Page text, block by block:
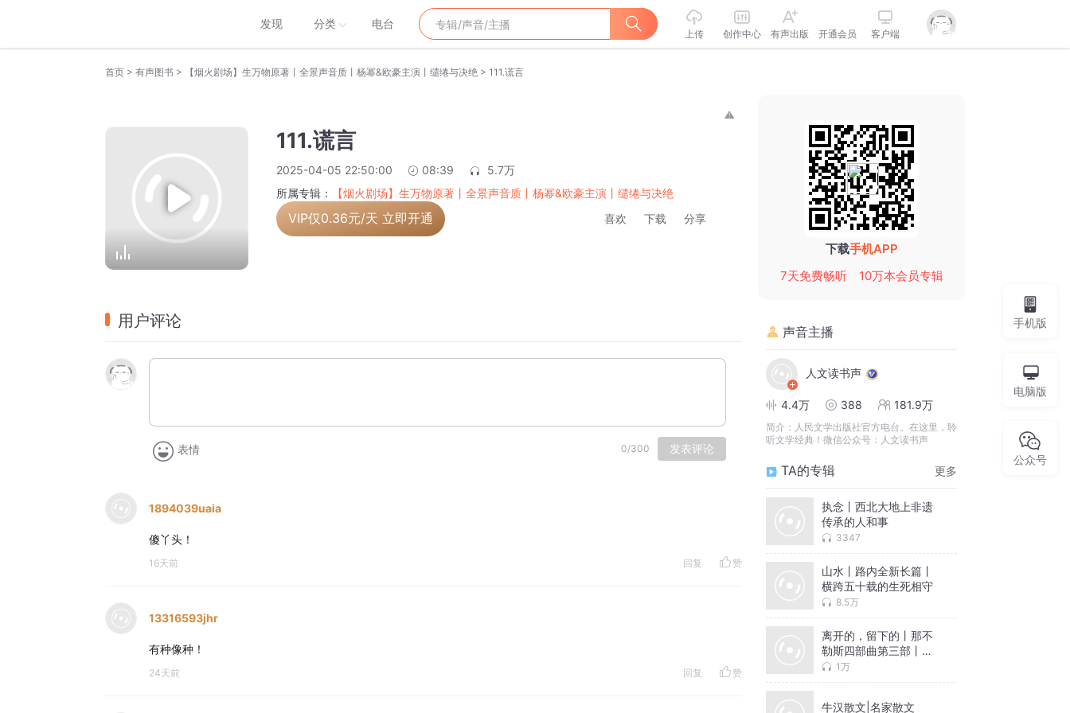
发现 分类 电台
上传 创作中心 有声出版 开通会员 客户端
首页 > 有声图书 > 【烟火剧场】生万物原著丨全景声音质丨杨幂&欧豪主演丨缱绻与决绝 > 111.谎言
111.谎言
2025-04-05 22:50:00 08:39
5.7万
所属专辑：
【烟火剧场】生万物原著丨全景声音质丨杨幂&欧豪主演丨缱绻与决绝
VIP仅0.36元/天 立即开通 喜欢 下载 分享
用户评论
表情 0/300 发表评论
1894039uaia
傻丫头！
16天前 回复 赞
13316593jhr
有种像种！
24天前 回复 赞
下载手机APP
7天免费畅听
10万本会员专辑
声音主播
人文读书声
4.4万 388 181.9万
简介： 人民文学出版社官方电台。在这里，聆
听文学经典！微信公众号：人文读书声
TA的专辑 更多
执念丨西北大地上非遗
传承的人和事
3347
山水丨路内全新长篇丨
横跨五十载的生死相守
8.5万
离开的，留下的丨那不
勒斯四部曲第三部丨埃
莱娜费兰特
1万
牛汉散文|名家散文
手机版
电脑版
公众号